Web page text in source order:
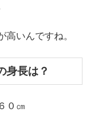
高いんですね。
身長は？
０㎝